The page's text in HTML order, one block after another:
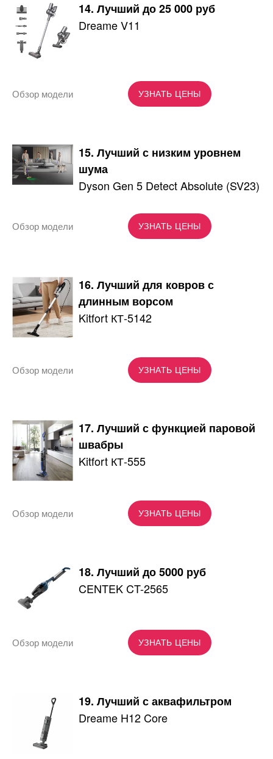
14. Лучший до 25 000 руб
Dreame V11
УЗНАТЬ ЦЕНЫ
Обзор модели
15. Лучший с низким уровнем
шума
Dyson Gen 5 Detect Absolute (SV23)
УЗНАТЬ ЦЕНЫ
Обзор модели
16. Лучший для ковров с
длинным ворсом
Kitfort КТ-5142
УЗНАТЬ ЦЕНЫ
Обзор модели
17. Лучший с функцией паровой
швабры
Kitfort КТ-555
УЗНАТЬ ЦЕНЫ
Обзор модели
18. Лучший до 5000 руб
CENTEK CT-2565
УЗНАТЬ ЦЕНЫ
Обзор модели
19. Лучший с аквафильтром
Dreame H12 Core